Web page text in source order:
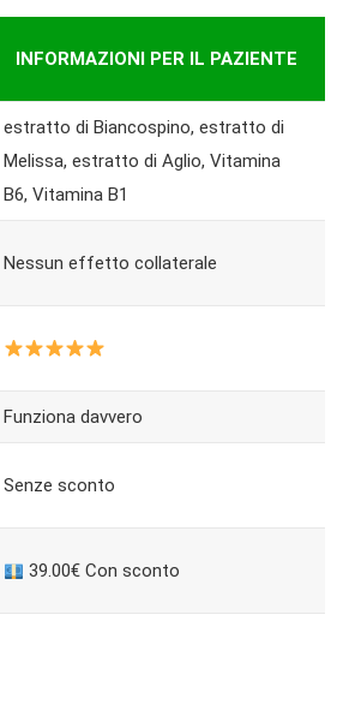
INFORMAZIONI PER IL PAZIENTE
estratto di Biancospino, estratto di
Melissa, estratto di Aglio, Vitamina
B6, Vitamina B1
Nessun effetto collaterale
Funziona davvero
Senze sconto
39.00€ Con sconto